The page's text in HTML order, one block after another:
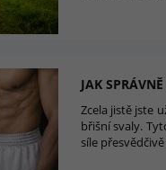
JAK
Zcela jistě jste
břišní svaly.
síle